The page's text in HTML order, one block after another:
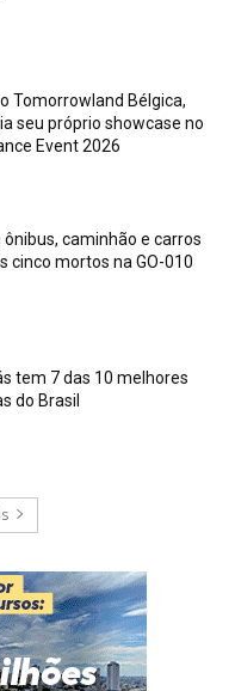
Tomorrowland Bélgica,
seu próprio showcase no
Event 2026
caminhão e carros
cinco mortos na GO-010
tem 7 das 10 melhores
do Brasil